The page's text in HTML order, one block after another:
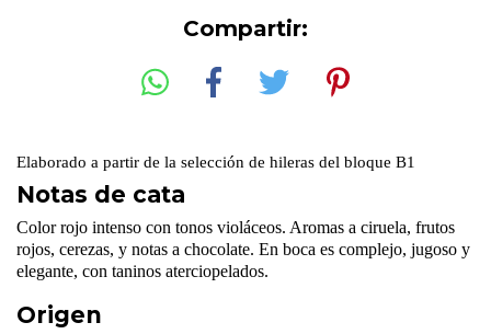
Compartir:
Elaborado a partir de la selección de hileras del bloque B1
Notas de cata
Color rojo intenso con tonos violáceos. Aromas a ciruela, frutos
rojos, cerezas, y notas a chocolate. En boca es complejo, jugoso y
elegante, con taninos aterciopelados.
Origen